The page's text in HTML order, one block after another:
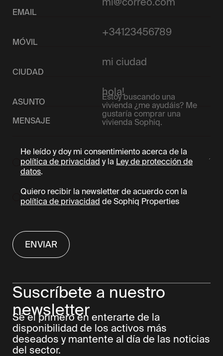
EMAIL
MÓVIL
CIUDAD
ASUNTO
MENSAJE
He leído y doy mi consentimiento acerca de la
política de privacidad y la Ley de protección de
datos.
Quiero recibir la newsletter de acuerdo con la
política de privacidad de Sophiq Properties
Suscríbete a nuestro
newsletter
Sé el primero en enterarte de la
disponibilidad de los activos más
deseados y mantente al día de las noticias
del sector.